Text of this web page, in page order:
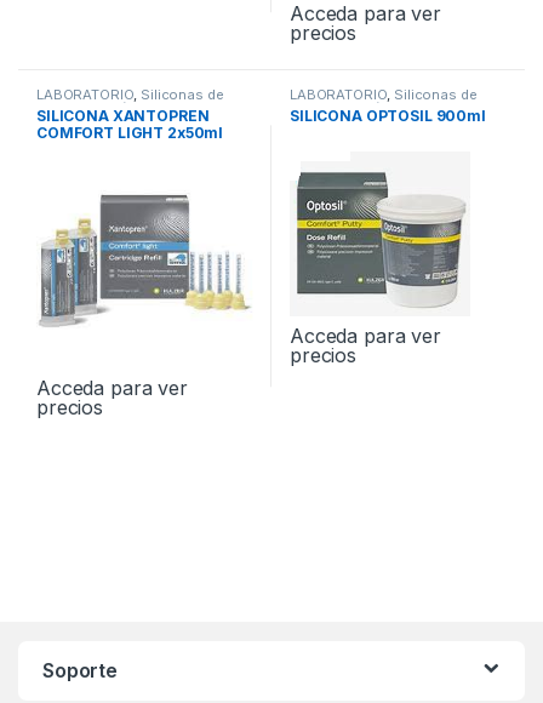
Acceda para ver
precios
LABORATORIO Siliconas de
Condensación de Laboratorio
SILICONA XANTOPREN
COMFORT LIGHT 2x50ml
Acceda para ver
precios
LABORATORIO Siliconas de
Condensación de Laboratorio
SILICONA OPTOSIL 900ml
Acceda para ver
precios
Soporte